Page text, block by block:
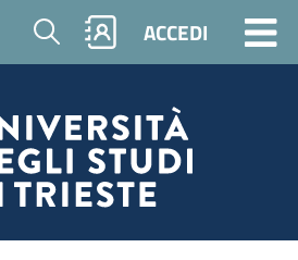
Cerca ACCEDI